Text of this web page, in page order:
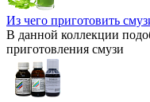
Из чего приготовить
В данной коллекции
приготовления смузи